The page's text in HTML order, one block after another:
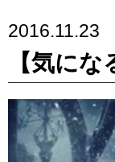
2016.11.23
【気にな